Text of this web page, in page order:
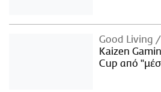
Good Living
Kaizen
Cup από